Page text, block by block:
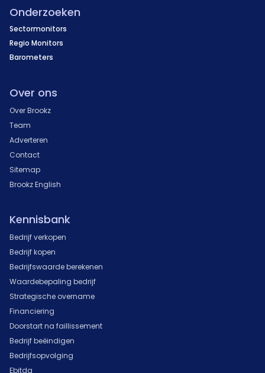
Onderzoeken
Sectormonitors
Regio Monitors
Barometers
Over ons
Over Brookz
Team
Adverteren
Contact
Sitemap
Brookz English
Kennisbank
Bedrijf verkopen
Bedrijf kopen
Bedrijfswaarde berekenen
Waardebepaling bedrijf
Strategische overname
Financiering
Doorstart na faillissement
Bedrijf beëindigen
Bedrijfsopvolging
Ebitda